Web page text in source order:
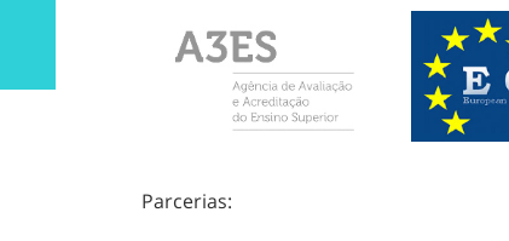
Parcerias: